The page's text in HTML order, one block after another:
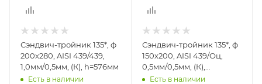
Материал
Нержавеющая
сталь
Производитель
УМК
Сэндвич-тройник 135*, ф
200х280, AISI 439/439,
1,0мм/0,5мм, (К), h=576мм
Есть в наличии
Материал
Нержавеющая
сталь/
Оцинкованная
сталь
Сэндвич-тройник 135*, ф
150х200, AISI 439/Оц,
0,5мм/0,5мм, (К),
h=463мм
Есть в наличии